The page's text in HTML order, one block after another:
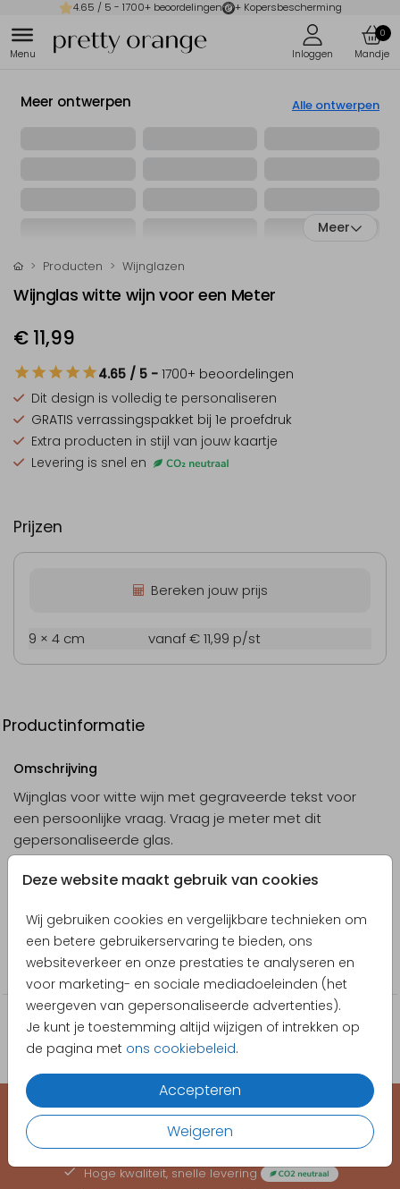
4.65 / 5 - 1700+ beoordelingen + Kopersbescherming
0
Deze website maakt gebruik van cookies
Wij gebruiken cookies en vergelijkbare technieken om
een betere gebruikerservaring te bieden, ons
websiteverkeer en onze prestaties te analyseren en
voor marketing- en sociale mediadoeleinden (het
weergeven van gepersonaliseerde advertenties).
Je kunt je toestemming altijd wijzigen of intrekken op
de pagina met ons cookiebeleid.
Accepteren
Weigeren
Meer ontwerpen Alle ontwerpen
Meer
Producten Wijnglazen
Wijnglas witte wijn voor een Meter
€ 11,99
4.65 / 5 - 1700+ beoordelingen
Dit design is volledig te personaliseren
GRATIS verrassingspakket bij 1e proefdruk
Extra producten in stijl van jouw kaartje
Levering is snel en
Prijzen
Bereken jouw prijs
9 × 4 cm vanaf € 11,99 p/st
Productinformatie
Omschrijving
Wijnglas voor witte wijn met gegraveerde tekst voor
een persoonlijke vraag. Vraag je meter met dit
gepersonaliseerde glas.
Designer
Collectie
Wijnglazen
EEN KAARTJE VOOR ELK MOMENT
Hoge kwaliteit, snelle levering